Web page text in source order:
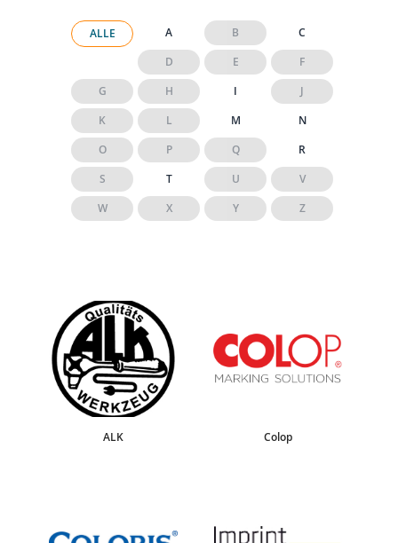
ALLE A B
C
D
E
F
G
H I
J
K
L M
N
O
P Q
R
S
T U
V
W
X Y Z
ALK Colop